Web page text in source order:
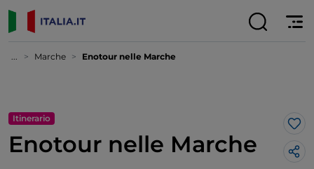
... Marche Enotour nelle Marche
Itinerario
Enotour nelle Marche